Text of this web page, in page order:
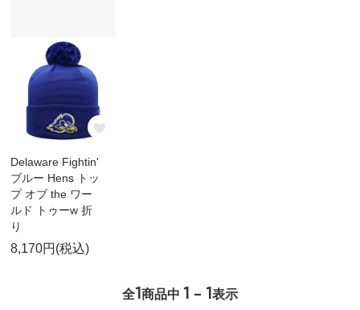
Delaware Fightin'
ブルー Hens トッ
プ オブ the ワー
ルド トゥーw 折
り
8,170円(税込)
全1商品中 1 - 1表示